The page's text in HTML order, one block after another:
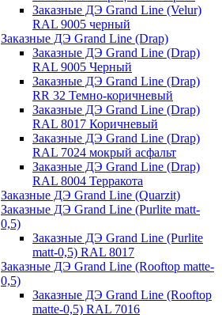
Заказные ДЭ Grand Line (Velur)
RAL 9005 черный
Заказные ДЭ Grand Line (Drap)
Заказные ДЭ Grand Line (Drap)
RAL 9005 Черный
Заказные ДЭ Grand Line (Drap)
RR 32 Темно-коричневый
Заказные ДЭ Grand Line (Drap)
RAL 8017 Коричневый
Заказные ДЭ Grand Line (Drap)
RAL 7024 мокрый асфальт
Заказные ДЭ Grand Line (Drap)
RAL 8004 Терракота
Заказные ДЭ Grand Line (Quarzit)
Заказные ДЭ Grand Line (Purlite matt-
0,5)
Заказные ДЭ Grand Line (Purlite
matt-0,5) RAL 8017
Заказные ДЭ Grand Line (Rooftop matte-
0,5)
Заказные ДЭ Grand Line (Rooftop
matte-0,5) RAL 7016